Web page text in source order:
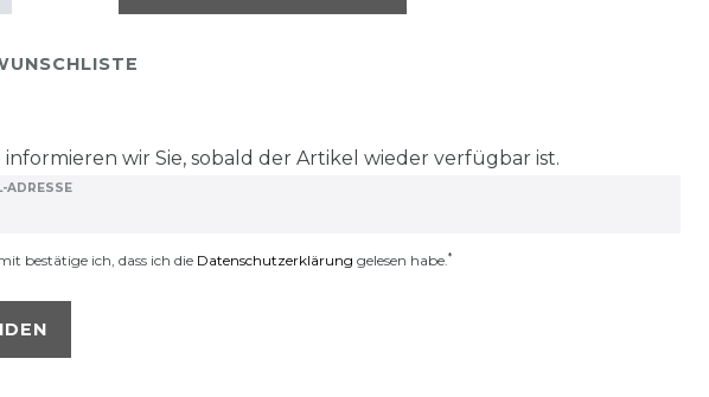
informieren wir Sie, sobald der Artikel wieder verfügbar ist.
ADRESSE
bestätige ich, dass ich die Daten­schutz­erklärung gelesen habe.*